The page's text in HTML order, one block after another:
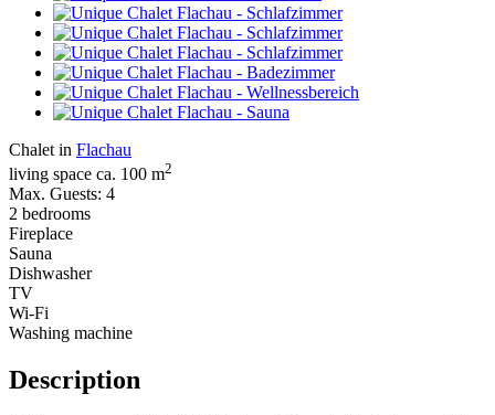
Chalet in Flachau
living space ca. 100 m2
Max. Guests: 4
2 bedrooms
Fireplace
Sauna
Dishwasher
TV
Wi-Fi
Washing machine
Description